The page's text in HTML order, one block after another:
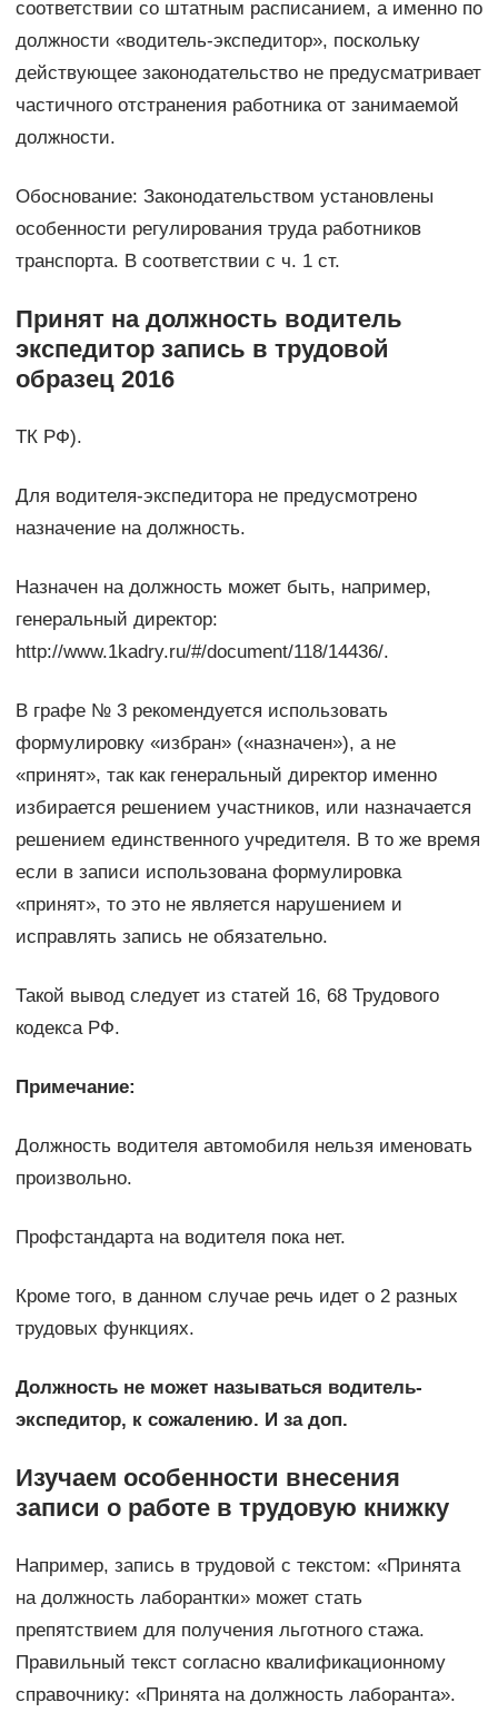
соответствии со штатным расписанием, а именно по
должности «водитель-экспедитор», поскольку
действующее законодательство не предусматривает
частичного отстранения работника от занимаемой
должности.
Обоснование: Законодательством установлены
особенности регулирования труда работников
транспорта. В соответствии с ч. 1 ст.
Принят на должность водитель
экспедитор запись в трудовой
образец 2016
ТК РФ).
Для водителя-экспедитора не предусмотрено
назначение на должность.
Назначен на должность может быть, например,
генеральный директор:
http://www.1kadry.ru/#/document/118/14436/.
В графе № 3 рекомендуется использовать
формулировку «избран» («назначен»), а не
«принят», так как генеральный директор именно
избирается решением участников, или назначается
решением единственного учредителя. В то же время
если в записи использована формулировка
«принят», то это не является нарушением и
исправлять запись не обязательно.
Такой вывод следует из статей 16, 68 Трудового
кодекса РФ.
Примечание:
Должность водителя автомобиля нельзя именовать
произвольно.
Профстандарта на водителя пока нет.
Кроме того, в данном случае речь идет о 2 разных
трудовых функциях.
Должность не может называться водитель-
экспедитор, к сожалению. И за доп.
Изучаем особенности внесения
записи о работе в трудовую книжку
Например, запись в трудовой с текстом: «Принята
на должность лаборантки» может стать
препятствием для получения льготного стажа.
Правильный текст согласно квалификационному
справочнику: «Принята на должность лаборанта».